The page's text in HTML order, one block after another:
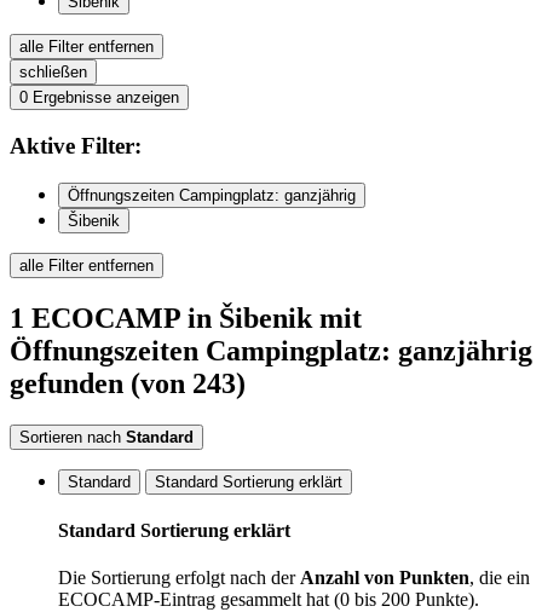
alle Filter entfernen
schließen
0 Ergebnisse anzeigen
Aktive Filter:
Öffnungszeiten Campingplatz: ganzjährig
Šibenik
alle Filter entfernen
1 ECOCAMP in Šibenik mit
Öffnungszeiten Campingplatz: ganzjährig
gefunden (von 243)
Sortieren nach Standard
Standard Standard Sortierung erklärt
Standard Sortierung erklärt
Die Sortierung erfolgt nach der Anzahl von Punkten, die ein
ECOCAMP-Eintrag gesammelt hat (0 bis 200 Punkte).